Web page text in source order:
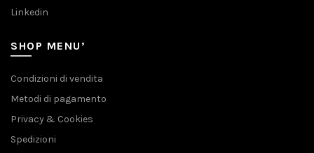
Linkedin
SHOP MENU’
Condizioni di vendita
Metodi di pagamento
Privacy & Cookies
Spedizioni